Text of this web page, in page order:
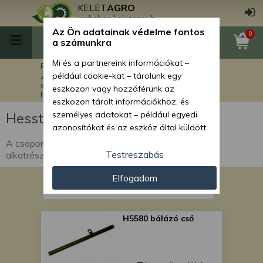
KELETAGRO
webshop.keletagro.hu
0
Főoldal
Munkagép alkatrészek
Zöldmező gépek, rendsodrók, bálázók
alkatrészei
Hesston 5580 bálázó alkatrészei
Hesston 5580 bálázó alkatrészei
A csoportban a Magyar Hesston 5580 körbálázó
alkatrészei találhatók
H5580 bálázó cső
Az Ön adatainak védelme fontos
a számunkra
Mi és a partnereink információkat –
például cookie-kat – tárolunk egy
eszközön vagy hozzáférünk az
eszközön tárolt információkhoz, és
személyes adatokat – például egyedi
azonosítókat és az eszköz által küldött
személyre szabott hirdetések és
tartalom nyújtásához, hirdetés- és
tartalomméréshez, nézettségi adatok
gyűjtéséhez, valamint termékek
javításához. Az Ön engedélyével mi és a
partnereink eszközleolvasásos
módszerrel szerzett pontos geolokációs
adatokat és azonosítási információkat
Testreszabás
Elfogadom